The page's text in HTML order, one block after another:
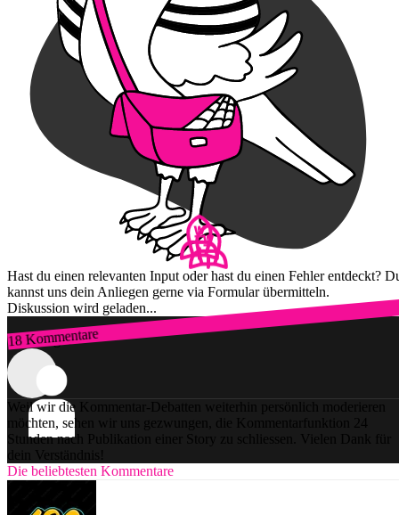
Hast du einen relevanten Input oder hast du einen Fehler entdeckt?
kannst uns dein Anliegen gerne via Formular übermitteln.
Diskussion wird geladen...
18 Kommentare
Zum Login
Weil wir die Kommentar-Debatten weiterhin persönlich moderieren
möchten, sehen wir uns gezwungen, die Kommentarfunktion 24
Stunden nach Publikation einer Story zu schliessen. Vielen Dank für
dein Verständnis!
Die beliebtesten Kommentare